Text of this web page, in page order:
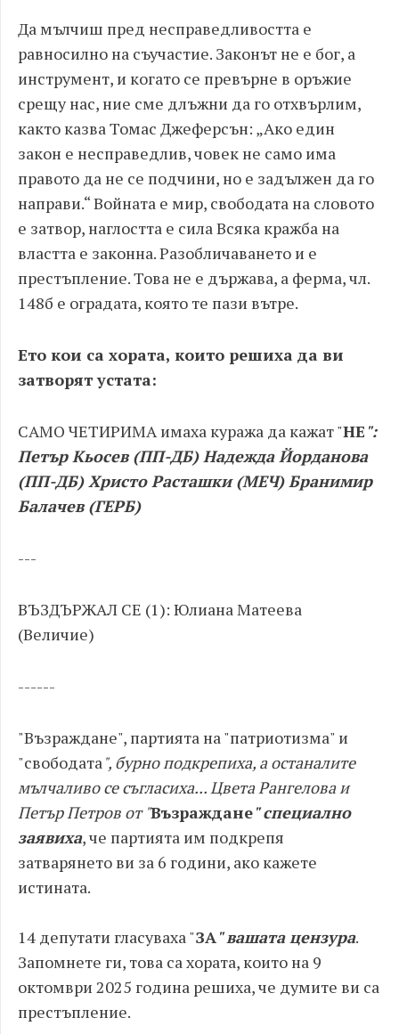
Да мълчиш пред несправедливостта е
равносилно на съучастие. Законът не е бог, а
инструмент, и когато се превърне в оръжие
срещу нас, ние сме длъжни да го отхвърлим,
както казва Томас Джеферсън: „Ако един
закон е несправедлив, човек не само има
правото да не се подчини, но е задължен да го
направи.“ Войната е мир, свободата на словото
е затвор, наглостта е сила Всяка кражба на
властта е законна. Разобличаването и е
престъпление. Това не е държава, а ферма, чл.
148б е оградата, която те пази вътре.
Ето кои са хората, които решиха да ви
затворят устата:
САМО ЧЕТИРИМА имаха куража да кажат "НЕ ":
Петър Кьосев (ПП-ДБ) Надежда Йорданова
(ПП-ДБ) Христо Расташки (МЕЧ) Бранимир
Балачев (ГЕРБ)
---
ВЪЗДЪРЖАЛ СЕ (1): Юлиана Матеева
(Величие)
------
"Възраждане", партията на "патриотизма" и
"свободата", бурно подкрепиха, а останалите
мълчаливо се съгласиха... Цвета Рангелова и
Петър Петров от "Възраждане" специално
заявиха, че партията им подкрепя
затварянето ви за 6 години, ако кажете
истината.
14 депутати гласуваха "ЗА" вашата цензура.
Запомнете ги, това са хората, които на 9
октомври 2025 година решиха, че думите ви са
престъпление.